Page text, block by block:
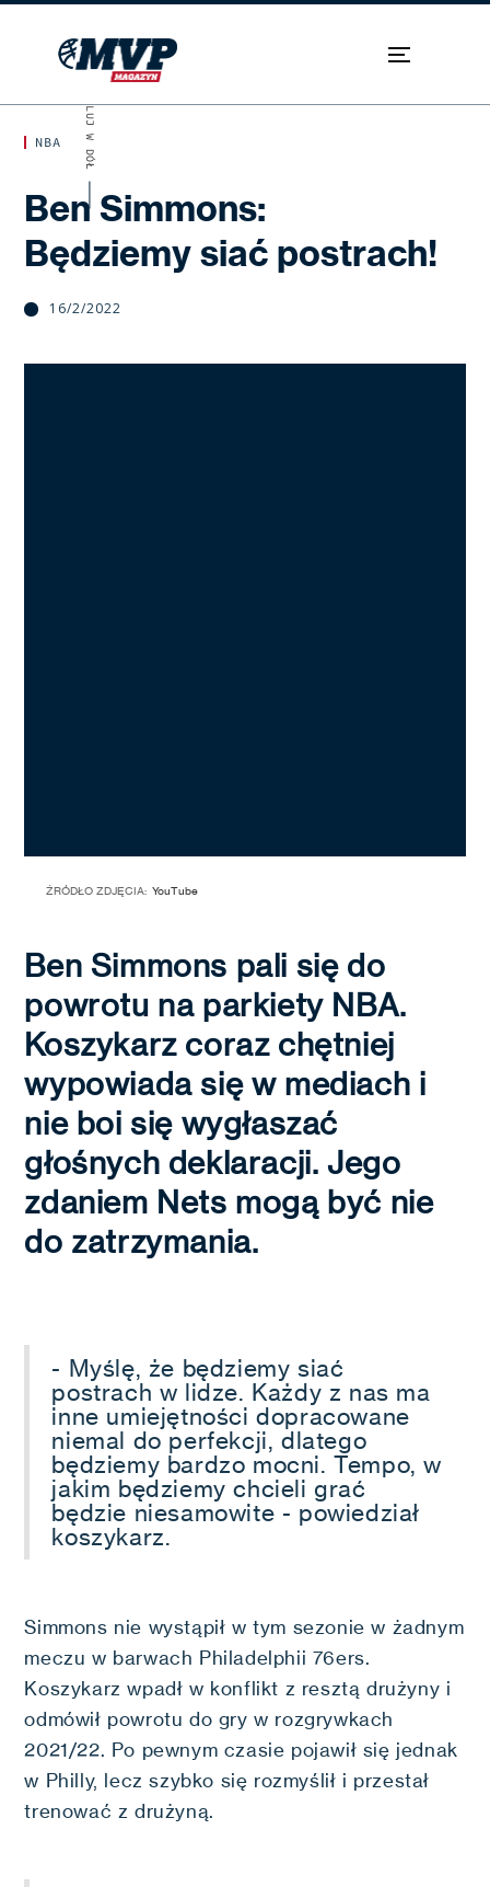
NBA
Ben Simmons:
Będziemy siać postrach!
16/2/2022
SKROLUJ W DÓŁ
ŹRÓDŁO ZDJĘCIA: YouTube
Ben Simmons pali się do
powrotu na parkiety NBA.
Koszykarz coraz chętniej
wypowiada się w mediach i
nie boi się wygłaszać
głośnych deklaracji. Jego
zdaniem Nets mogą być nie
do zatrzymania.
- Myślę, że będziemy siać
postrach w lidze. Każdy z nas ma
inne umiejętności dopracowane
niemal do perfekcji, dlatego
będziemy bardzo mocni. Tempo, w
jakim będziemy chcieli grać
będzie niesamowite - powiedział
koszykarz.
Simmons nie wystąpił w tym sezonie w żadnym
meczu w barwach Philadelphii 76ers.
Koszykarz wpadł w konflikt z resztą drużyny i
odmówił powrotu do gry w rozgrywkach
2021/22. Po pewnym czasie pojawił się jednak
w Philly, lecz szybko się rozmyślił i przestał
trenować z drużyną.